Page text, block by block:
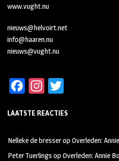
www.vught.nu
nieuws@helvoirt.net
info@haaren.nu
nieuws@vught.nu
Fa
b
oo
k
In
ag
m
tt
LAATSTE REACTIES
Nelleke de bresseropOverleden:
Peter Tuerlings opOverleden: Annie